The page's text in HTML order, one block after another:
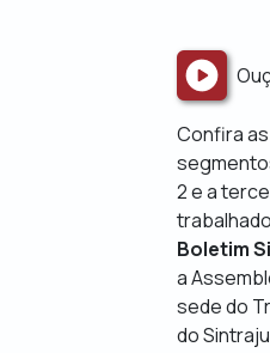
Confira
2 e a
Boletim
a
sede do
do